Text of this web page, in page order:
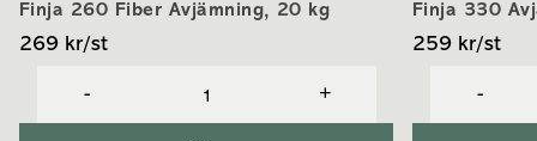
Finja 260 Fiber Avjämning, 20 kg
269 kr/st
- +
Finja 330
259 kr/st
-